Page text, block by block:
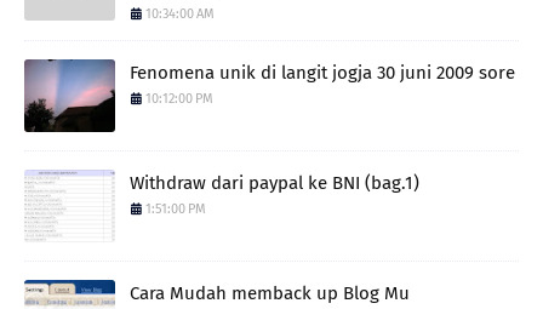
10:34:00 AM
Fenomena unik di langit jogja 30 juni 2009 sore
10:12:00 PM
Withdraw dari paypal ke BNI (bag.1)
1:51:00 PM
Cara Mudah memback up Blog Mu